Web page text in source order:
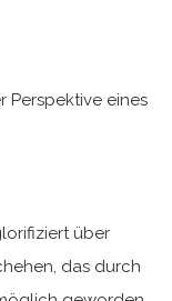
Perspektive eines
über
das durch